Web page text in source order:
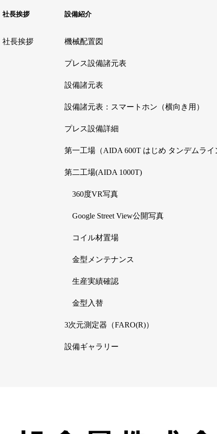
社長挨拶
社長挨拶
設備紹介
機械配置図
プレス設備諸元表
設備諸元表
設備諸元表：スマートホン（横向き用）
プレス設備詳細
第一工場（AIDA 600T はじめ タンデムライ
第二工場(AIDA 1000T)
360度VR写真
Google Street View公開写真
コイル材置場
金型メンテナンス
生産実績確認
金型入替
3次元測定器（FARO(R)）
設備ギャラリー